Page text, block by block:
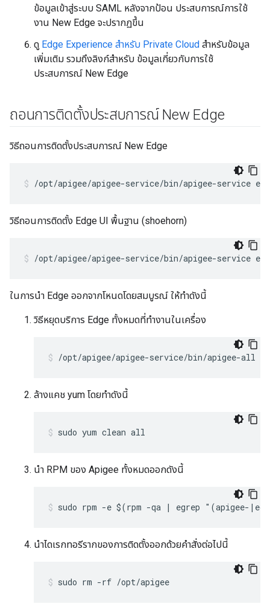
ข้อมูลเข้าสู่ระบบ SAML หลังจากป้อน ประสบการณ์การใช้
งาน New Edge จะปรากฏขึ้น
ดู Edge Experience สำหรับ Private Cloud สำหรับข้อมูล
เพิ่มเติม รวมถึงลิงก์สำหรับ ข้อมูลเกี่ยวกับการใช้
ประสบการณ์ New Edge
ถอนการติดตั้งประสบการณ์ New Edge
วิธีถอนการติดตั้งประสบการณ์ New Edge
/opt/apigee/apigee-service/bin/apigee-service
วิธีถอนการติดตั้ง Edge UI พื้นฐาน (shoehorn)
/opt/apigee/apigee-service/bin/apigee-service
ในการนำ Edge ออกจากโหนดโดยสมบูรณ์ ให้ทำดังนี้
วิธีหยุดบริการ Edge ทั้งหมดที่ทำงานในเครื่อง
/opt/apigee/apigee-service/bin/apigee-all
ล้างแคช yum โดยทำดังนี้
sudo yum clean all
นำ RPM ของ Apigee ทั้งหมดออกดังนี้
sudo rpm -e $(rpm -qa | egrep "(apigee-
นำไดเรกทอรีรากของการติดตั้งออกด้วยคำสั่งต่อไปนี้
sudo rm -rf /opt/apigee